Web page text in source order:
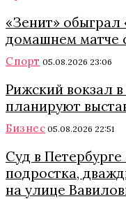
«Зенит» обыграл
домашнем матче
Спорт 05.08.2026 23:06
Рижский вокзал
планируют
Бизнес 05.08.2026 22:51
Суд в
подростка,
на улице